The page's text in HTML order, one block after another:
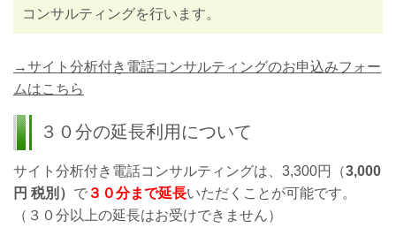
コンサルティングを行います。
→サイト分析付き電話コンサルティングのお申込みフォー
ムはこちら
３０分の延長利用について
サイト分析付き電話コンサルティングは、3,300円（3,000
円 税別） で ３０分まで延長いただくことが可能です。
（３０分以上の延長はお受けできません）